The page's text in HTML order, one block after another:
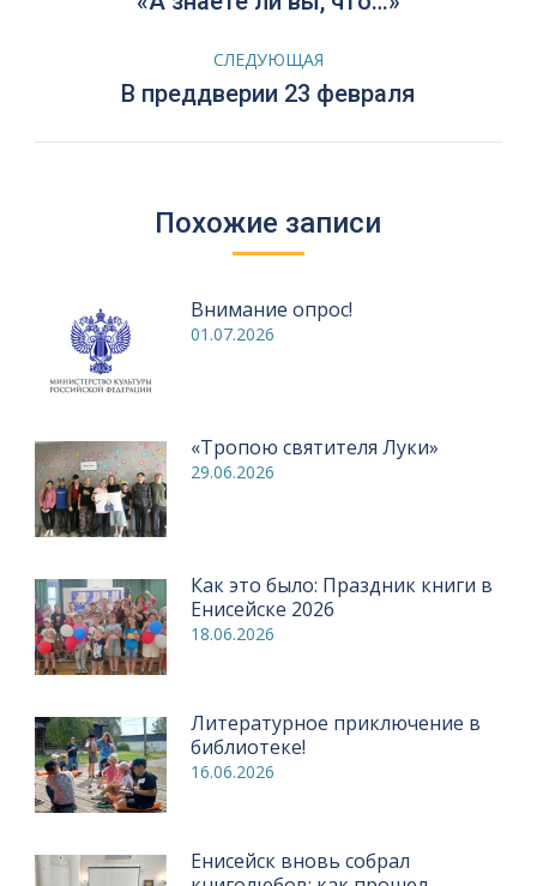
запись:
СЛЕДУЮЩАЯ
Следующая
запись:
В преддверии 23 февраля
Похожие записи
Внимание опрос!
01.07.2026
«Тропою святителя Луки»
29.06.2026
Как это было: Праздник книги в
Енисейске 2026
18.06.2026
Литературное приключение в
библиотеке!
16.06.2026
Енисейск вновь собрал